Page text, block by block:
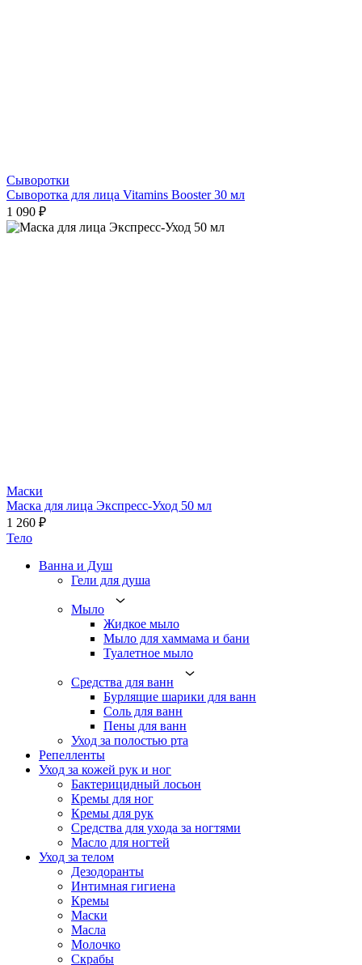
Сыворотки
Сыворотка для лица Vitamins Booster 30 мл
1 090 ₽
Маски
Маска для лица Экспресс-Уход 50 мл
1 260 ₽
Тело
Ванна и Душ
Гели для душа
Мыло
Жидкое мыло
Мыло для хаммама и бани
Туалетное мыло
Средства для ванн
Бурлящие шарики для ванн
Соль для ванн
Пены для ванн
Уход за полостью рта
Репелленты
Уход за кожей рук и ног
Бактерицидный лосьон
Кремы для ног
Кремы для рук
Средства для ухода за ногтями
Масло для ногтей
Уход за телом
Дезодоранты
Интимная гигиена
Кремы
Маски
Масла
Молочко
Скрабы